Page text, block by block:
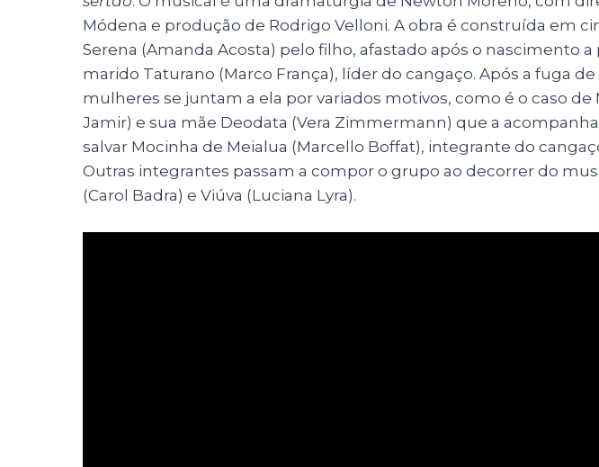
Módena e produção de Rodrigo Velloni. A obra é construída em
Serena (Amanda Acosta) pelo filho, afastado após o nascimento a
marido Taturano (Marco França), líder do cangaço. Após a fuga de
mulheres se juntam a ela por variados motivos, como é o caso de
Jamir) e sua mãe Deodata (Vera Zimmermann) que a
salvar Mocinha de Meialua (Marcello Boffat), integrante do
Outras integrantes passam a compor o grupo ao decorrer do
(Carol Badra) e Viúva (Luciana Lyra).